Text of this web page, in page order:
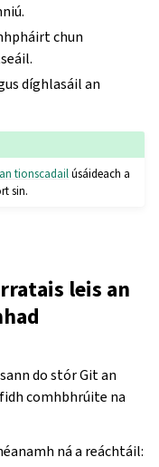
chun
díghlasáil an
tionscadailúsáideach a
sin.
leis an
do stór Git an
comhbhrúite na
ná a reáchtáil: